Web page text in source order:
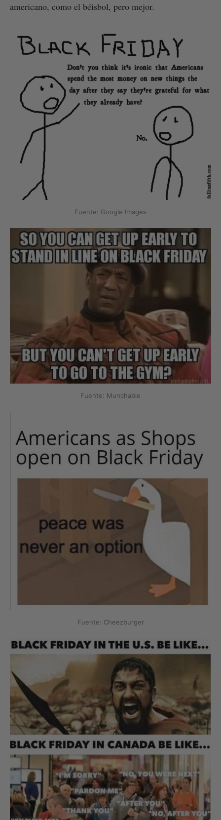
americano, como el béisbol, pero mejor.
Fuente: Google Images
Fuente: Munchable
Fuente: Cheezburger